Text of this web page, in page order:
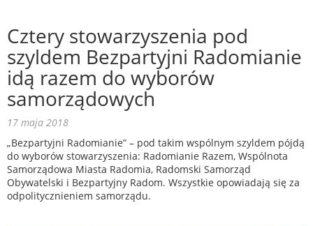
Cztery stowarzyszenia pod
szyldem Bezpartyjni Radomianie
idą razem do wyborów
samorządowych
17 maja 2018
„Bezpartyjni Radomianie” – pod takim wspólnym szyldem pójdą
do wyborów stowarzyszenia: Radomianie Razem, Wspólnota
Samorządowa Miasta Radomia, Radomski Samorząd
Obywatelski i Bezpartyjny Radom. Wszystkie opowiadają się za
odpolitycznieniem samorządu.